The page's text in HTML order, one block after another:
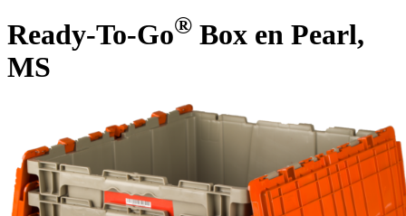
Ready-To-Go® Box en Pearl,
MS